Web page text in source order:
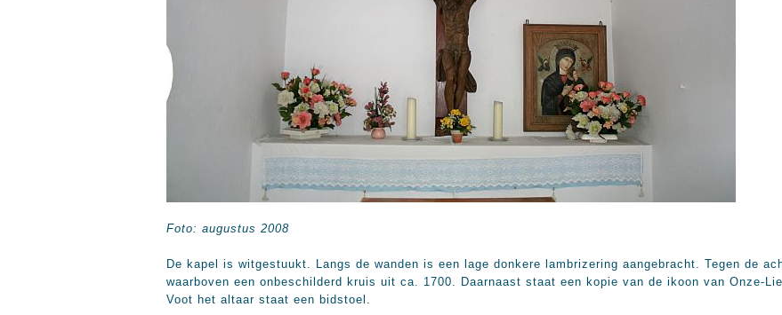
Foto: augustus 2008
De kapel is witgestuukt. Langs de wanden is een lage donkere lambrizering aangebracht. Tegen de
waarboven een onbeschilderd kruis uit ca. 1700. Daarnaast staat een kopie van de ikoon van Onze-
Voot het altaar staat een bidstoel.